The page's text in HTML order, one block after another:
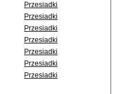
Przesiadki
Przesiadki
Przesiadki
Przesiadki
Przesiadki
Przesiadki
Przesiadki